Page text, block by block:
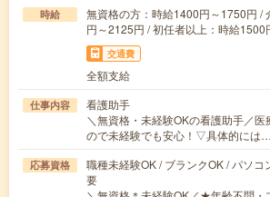
時給
無資格の方：時給1400円～1750円 /
円～2125円 / 初任者以上：時給1500
交通費
全額支給
仕事内容
看護助手
＼無資格・未経験OKの看護助手／
ので未経験でも安心！▽具体的には
応募資格
職種未経験OK / ブランクOK / パソコ
要